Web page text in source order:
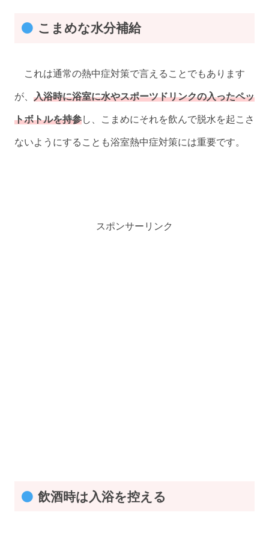
こまめな水分補給
これは通常の熱中症対策で言えることでもあります
が、 入浴時に浴室に水やスポーツドリンクの入ったペッ
トボトルを持参し、こまめにそれを飲んで脱水を起こさ
ないようにすることも浴室熱中症対策には重要です。
スポンサーリンク
飲酒時は入浴を控える